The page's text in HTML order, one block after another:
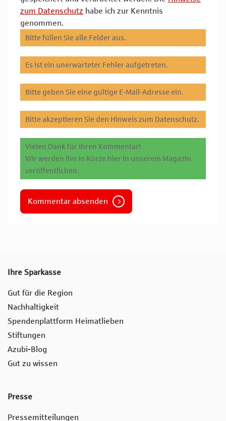
zum Datenschutz habe ich zur Kenntnis
genommen.
Bitte füllen Sie alle Felder aus.
Es ist ein unerwarteter Fehler aufgetreten.
Bitte geben Sie eine gültige E-Mail-Adresse ein.
Bitte akzeptieren Sie den Hinweis zum Datenschutz.
Vielen Dank für Ihren Kommentar!
Wir werden ihn in Kürze hier in unserem Magazin
veröffentlichen.
Kommentar absenden
Ihre Sparkasse
Gut für die Region
Nachhaltigkeit
Spendenplattform Heimatlieben
Stiftungen
Azubi-Blog
Gut zu wissen
Presse
Pressemitteilungen